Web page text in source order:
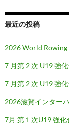
ン
最近の投稿
2026 World Rowing
7 月第 2 次 U19 強
7 月第 2 次 U19 強
2026滋賀インター
7月 第１次U19 強